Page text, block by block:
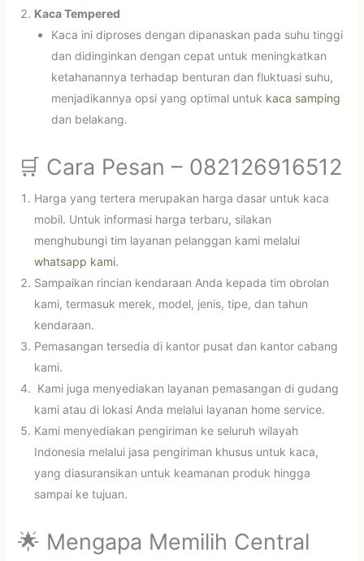
Kaca Tempered
Kaca ini diproses dengan dipanaskan pada suhu tinggi
dan didinginkan dengan cepat untuk meningkatkan
ketahanannya terhadap benturan dan fluktuasi suhu,
menjadikannya opsi yang optimal untuk kaca samping
dan belakang.
🛒 Cara Pesan – 082126916512
Harga yang tertera merupakan harga dasar untuk kaca
mobil. Untuk informasi harga terbaru, silakan
menghubungi tim layanan pelanggan kami melalui
whatsapp kami.
Sampaikan rincian kendaraan Anda kepada tim obrolan
kami, termasuk merek, model, jenis, tipe, dan tahun
kendaraan.
Pemasangan tersedia di kantor pusat dan kantor cabang
kami.
Kami juga menyediakan layanan pemasangan di gudang
kami atau di lokasi Anda melalui layanan home service.
Kami menyediakan pengiriman ke seluruh wilayah
Indonesia melalui jasa pengiriman khusus untuk kaca,
yang diasuransikan untuk keamanan produk hingga
sampai ke tujuan.
🌟 Mengapa Memilih Central